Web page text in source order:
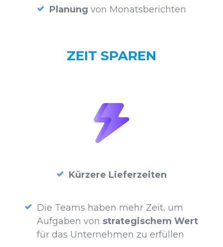
Planung von Monatsberichten
ZEIT SPAREN
Kürzere Lieferzeiten
Die Teams haben mehr Zeit, um
Aufgaben von strategischem Wert
für das Unternehmen zu erfüllen